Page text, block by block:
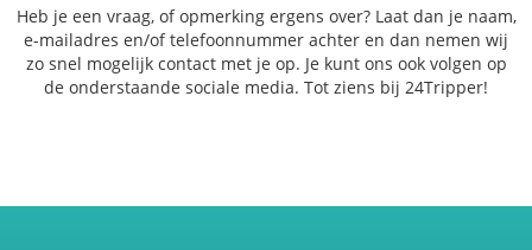
Heb je een vraag, of opmerking ergens over? Laat dan je naam,
e-mailadres en/of telefoonnummer achter en dan nemen wij
zo snel mogelijk contact met je op. Je kunt ons ook volgen op
de onderstaande sociale media. Tot ziens bij 24Tripper!